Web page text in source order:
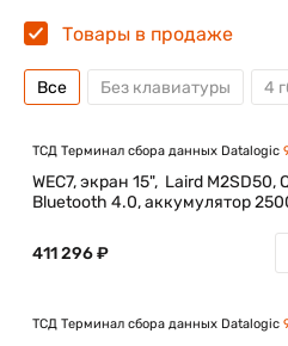
Товары в продаже
Все Без клавиатуры 4
ТСД Терминал сбора данных Datalogic
WEC7, экран 15", Laird M2SD50,
Bluetooth 4.0, аккумулятор
411 296 ₽
ТСД Терминал сбора данных Datalogic